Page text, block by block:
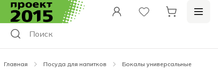
Главная Посуда для напитков Бокалы универсальные